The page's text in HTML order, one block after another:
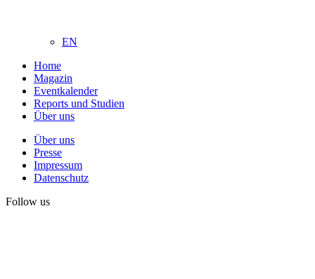
EN
Home
Magazin
Eventkalender
Reports und Studien
Über uns
Über uns
Presse
Impressum
Datenschutz
Follow us